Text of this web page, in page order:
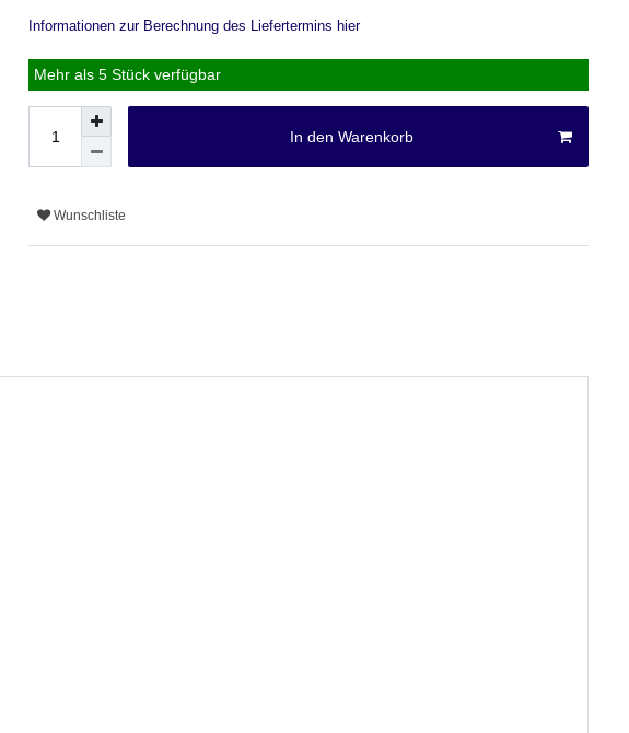
Informationen zur Berechnung des Liefertermins hier
Mehr als 5 Stück verfügbar
In den Warenkorb
Wunschliste